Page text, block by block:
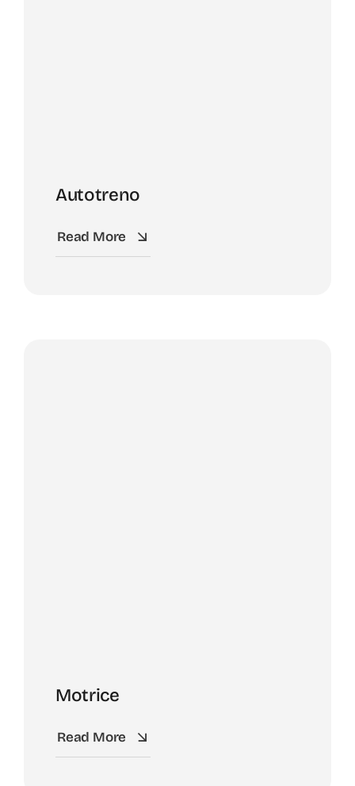
Autotreno
Read More
Motrice
Read More